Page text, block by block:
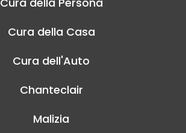
Cura della Casa
Cura dell'Auto
Chanteclair
Malizia